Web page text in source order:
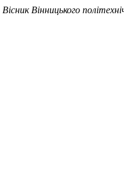
Вісник Вінницького